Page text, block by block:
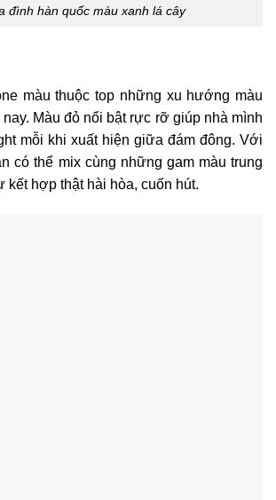
đình hàn quốc màu xanh lá cây
màu thuộc top những xu hướng màu
Màu đỏ nổi bật rực rỡ giúp nhà mình
mỗi khi xuất hiện giữa đám đông. Với
có thể mix cùng những gam màu trung
kết hợp thật hài hòa, cuốn hút.